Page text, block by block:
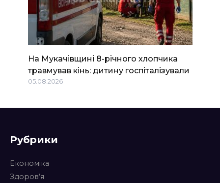
На Мукачівщині 8-річного хлопчика
травмував кінь: дитину госпіталізували
05.08.2026
Рубрики
Економіка
Здоров’я